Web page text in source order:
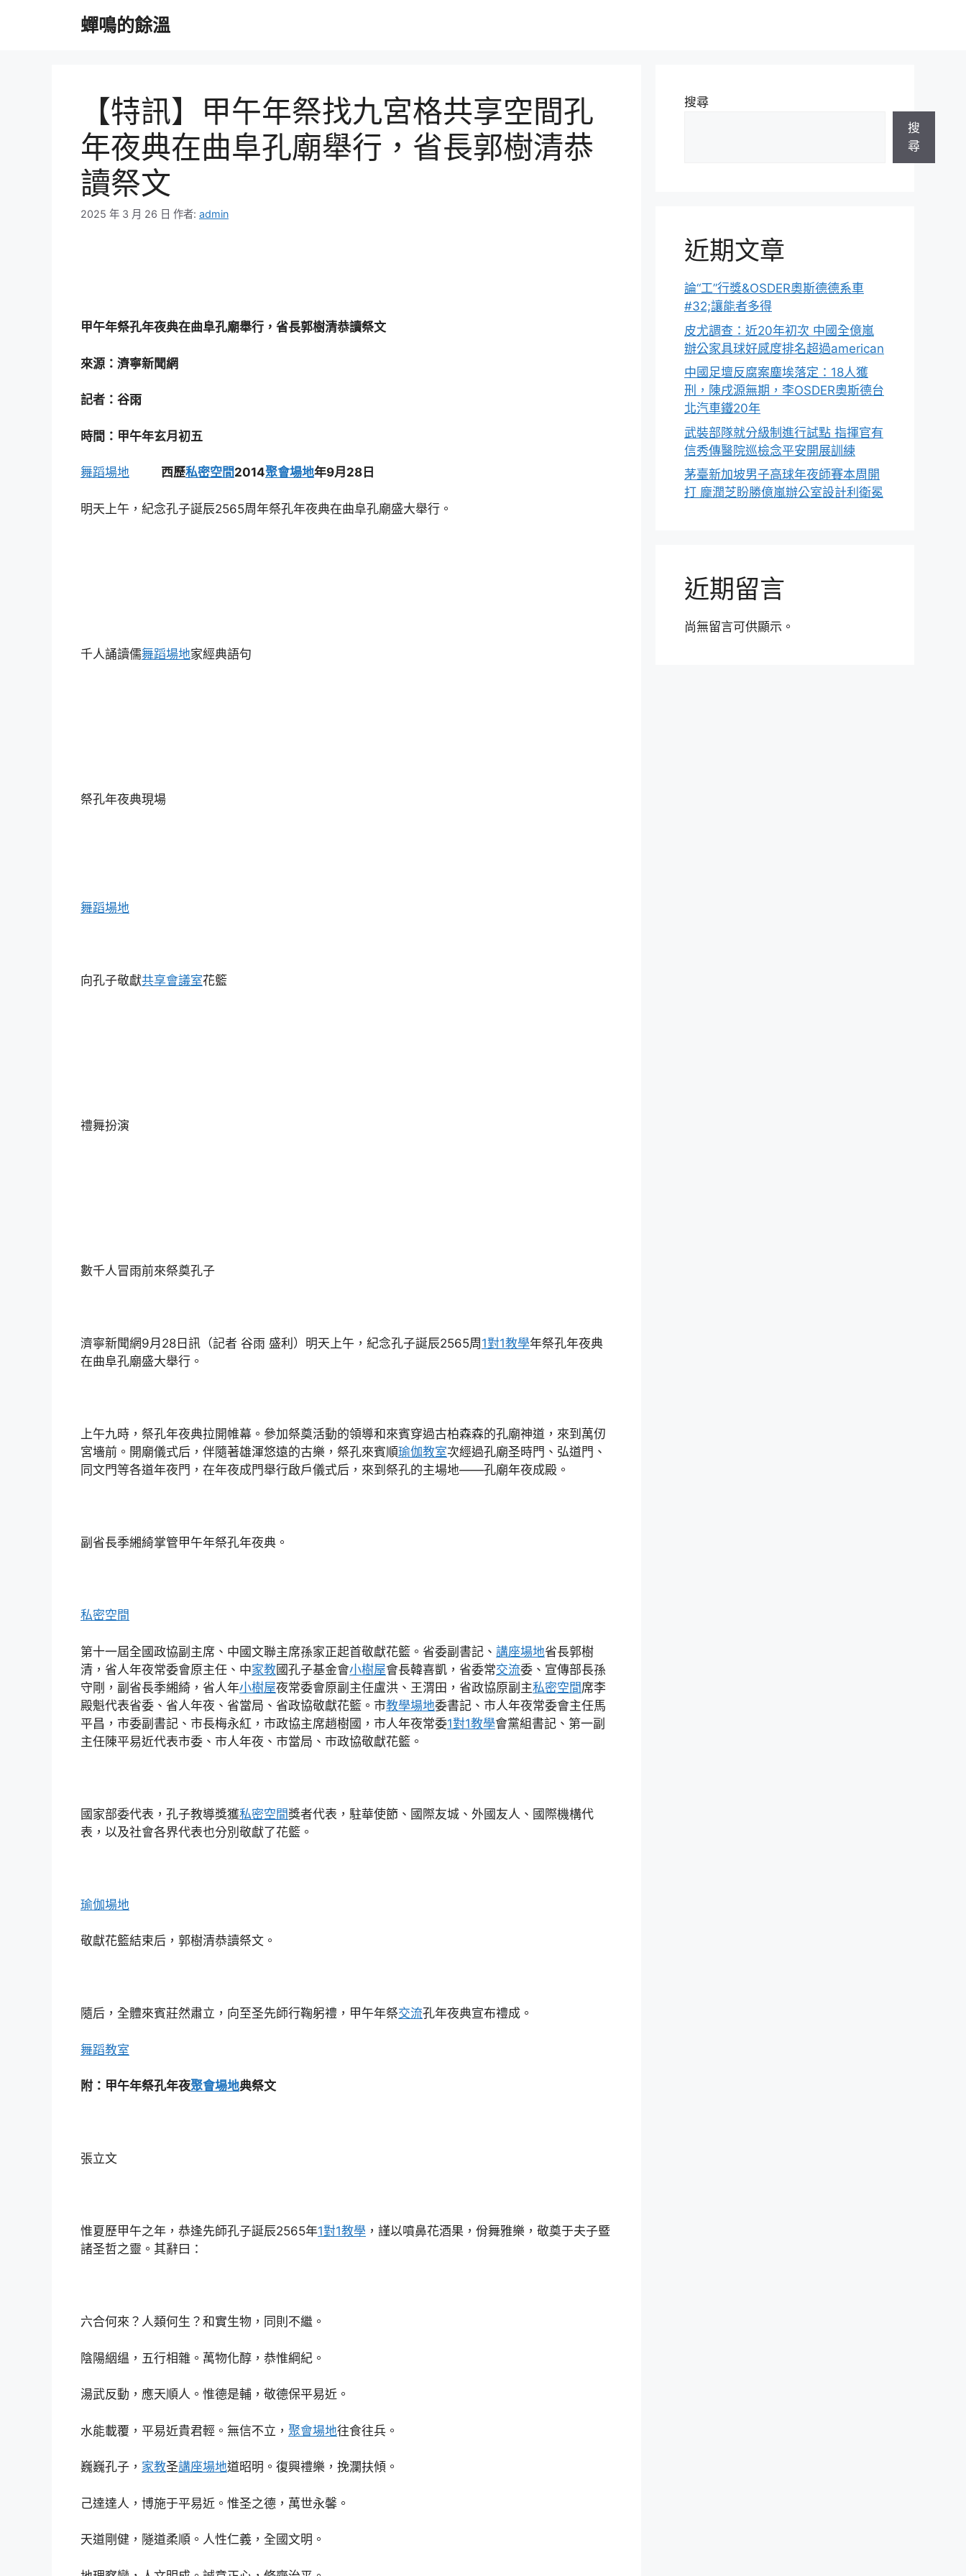
蟬鳴的餘溫
【特訊】甲午年祭找九宮格共享空間孔
年夜典在曲阜孔廟舉行，省長郭樹清恭
讀祭文
2025 年 3 月 26 日 作者: admin
甲午年祭孔年夜典在曲阜孔廟舉行，省長郭樹清恭讀祭文
來源：濟寧新聞網
記者：谷雨
時間：甲午年玄月初五
舞蹈場地 西歷私密空間2014聚會場地年9月28日
明天上午，紀念孔子誕辰2565周年祭孔年夜典在曲阜孔廟盛大舉行。
千人誦讀儒舞蹈場地家經典語句
祭孔年夜典現場
舞蹈場地
向孔子敬獻共享會議室花籃
禮舞扮演
數千人冒雨前來祭奠孔子
濟寧新聞網9月28日訊（記者 谷雨 盛利）明天上午，紀念孔子誕辰2565周 1對1教學年祭孔年夜典
在曲阜孔廟盛大舉行。
上午九時，祭孔年夜典拉開帷幕。參加祭奠活動的領導和來賓穿過古柏森森的孔廟神道，來到萬仞
宮墻前。開廟儀式后，伴隨著雄渾悠遠的古樂，祭孔來賓順瑜伽教室次經過孔廟圣時門、弘道門、
同文門等各道年夜門，在年夜成門舉行啟戶儀式后，來到祭孔的主場地——孔廟年夜成殿。
副省長季緗綺掌管甲午年祭孔年夜典。
私密空間
第十一屆全國政協副主席、中國文聯主席孫家正起首敬獻花籃。省委副書記、 講座場地省長郭樹
清，省人年夜常委會原主任、中家教國孔子基金會小樹屋會長韓喜凱，省委常交流委、宣傳部長孫
守剛，副省長季緗綺，省人年小樹屋夜常委會原副主任盧洪、王渭田，省政協原副主私密空間席李
殿魁代表省委、省人年夜、省當局、省政協敬獻花籃。市教學場地委書記、市人年夜常委會主任馬
平昌，市委副書記、市長梅永紅，市政協主席趙樹國，市人年夜常委1對1教學會黨組書記、第一副
主任陳平易近代表市委、市人年夜、市當局、市政協敬獻花籃。
國家部委代表，孔子教導獎獲私密空間獎者代表，駐華使節、國際友城、外國友人、國際機構代
表，以及社會各界代表也分別敬獻了花籃。
瑜伽場地
敬獻花籃結束后，郭樹清恭讀祭文。
隨后，全體來賓莊然肅立，向至圣先師行鞠躬禮，甲午年祭交流孔年夜典宣布禮成。
舞蹈教室
附：甲午年祭孔年夜聚會場地典祭文
張立文
惟夏歷甲午之年，恭逢先師孔子誕辰2565年1對1教學 ，謹以噴鼻花酒果，佾舞雅樂，敬奠于夫子暨
諸圣哲之靈。其辭曰：
六合何來？人類何生？和實生物，同則不繼。
陰陽絪缊，五行相雜。萬物化醇，恭惟綱紀。
湯武反動，應天順人。惟德是輔，敬德保平易近。
水能載覆，平易近貴君輕。無信不立， 聚會場地往食往兵。
巍巍孔子， 家教圣講座場地道昭明。復興禮樂，挽瀾扶傾。
己達達人，博施于平易近。惟圣之德，萬世永馨。
天道剛健，隧道柔順。人性仁義，全國文明。
搜尋
搜
尋
近期文章
論“工”行獎&OSDER奧斯德德系車
#32;讓能者多得
皮尤調查：近20年初次 中國全億嵐
辦公家具球好感度排名超過american
中國足壇反腐案塵埃落定：18人獲
刑，陳戌源無期，李OSDER奧斯德台
北汽車鐵20年
武裝部隊就分級制進行試點 指揮官有
信秀傳醫院巡檢念平安開展訓練
茅臺新加坡男子高球年夜師賽本周開
打 龐潤芝盼勝億嵐辦公室設計利衛冕
近期留言
尚無留言可供顯示。